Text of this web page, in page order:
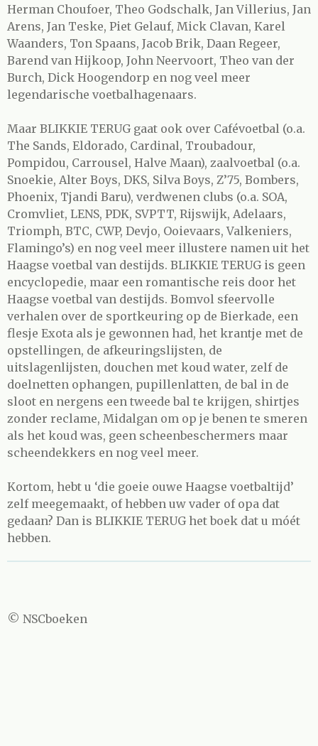
Herman Choufoer, Theo Godschalk, Jan Villerius, Jan
Arens, Jan Teske, Piet Gelauf, Mick Clavan, Karel
Waanders, Ton Spaans, Jacob Brik, Daan Regeer,
Barend van Hijkoop, John Neervoort, Theo van der
Burch, Dick Hoogendorp en nog veel meer
legendarische voetbalhagenaars.
Maar BLIKKIE TERUG gaat ook over Cafévoetbal (o.a.
The Sands, Eldorado, Cardinal, Troubadour,
Pompidou, Carrousel, Halve Maan), zaalvoetbal (o.a.
Snoekie, Alter Boys, DKS, Silva Boys, Z’75, Bombers,
Phoenix, Tjandi Baru), verdwenen clubs (o.a. SOA,
Cromvliet, LENS, PDK, SVPTT, Rijswijk, Adelaars,
Triomph, BTC, CWP, Devjo, Ooievaars, Valkeniers,
Flamingo’s) en nog veel meer illustere namen uit het
Haagse voetbal van destijds. BLIKKIE TERUG is geen
encyclopedie, maar een romantische reis door het
Haagse voetbal van destijds. Bomvol sfeervolle
verhalen over de sportkeuring op de Bierkade, een
flesje Exota als je gewonnen had, het krantje met de
opstellingen, de afkeuringslijsten, de
uitslagenlijsten, douchen met koud water, zelf de
doelnetten ophangen, pupillenlatten, de bal in de
sloot en nergens een tweede bal te krijgen, shirtjes
zonder reclame, Midalgan om op je benen te smeren
als het koud was, geen scheenbeschermers maar
scheendekkers en nog veel meer.
Kortom, hebt u ‘die goeie ouwe Haagse voetbaltijd’
zelf meegemaakt, of hebben uw vader of opa dat
gedaan? Dan is BLIKKIE TERUG het boek dat u móét
hebben.
© NSCboeken